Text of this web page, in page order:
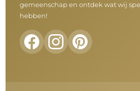
gemeenschap en ontdek wat wij
hebben!